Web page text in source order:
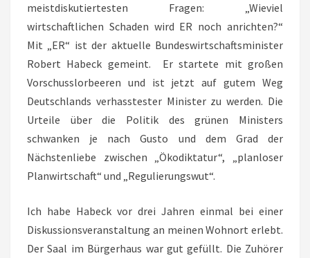
meistdiskutiertesten Fragen: „Wieviel
wirtschaftlichen Schaden wird ER noch anrichten?“
Mit „ER“ ist der aktuelle Bundeswirtschaftsminister
Robert Habeck gemeint. Er startete mit großen
Vorschusslorbeeren und ist jetzt auf gutem Weg
Deutschlands verhasstester Minister zu werden. Die
Urteile über die Politik des grünen Ministers
schwanken je nach Gusto und dem Grad der
Nächstenliebe zwischen „Ökodiktatur“, „planloser
Planwirtschaft“ und „Regulierungswut“.
Ich habe Habeck vor drei Jahren einmal bei einer
Diskussionsveranstaltung an meinen Wohnort erlebt.
Der Saal im Bürgerhaus war gut gefüllt. Die Zuhörer